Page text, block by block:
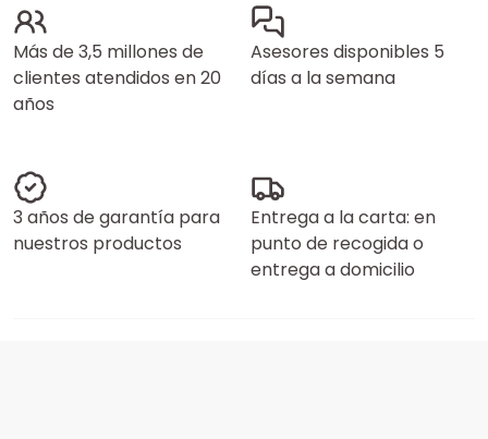
Más de 3,5 millones de
clientes atendidos en 20
años
Asesores disponibles 5
días a la semana
3 años de garantía para
nuestros productos
Entrega a la carta: en
punto de recogida o
entrega a domicilio